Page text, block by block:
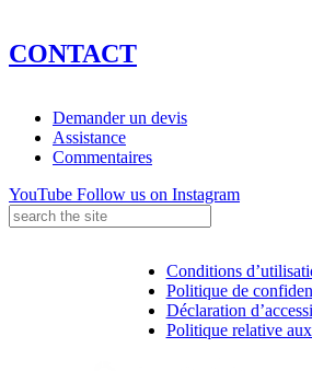
CONTACT
Demander un devis
Assistance
Commentaires
YouTube Follow us on Instagram
Conditions
Politique de
Déclaration
Politique relative